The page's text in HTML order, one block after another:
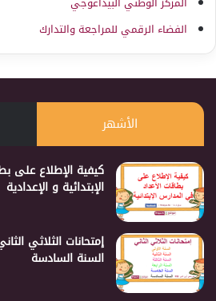
الفضاء الرقمي للمراجعة والتدارك
الأشهر
كيفية الإطلاع على
الإبتدائية و الإعدادية
إمتحانات الثلاثي
السنة السادسة